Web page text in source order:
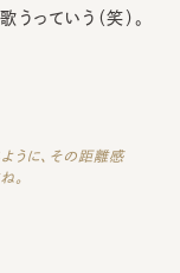
っていう（笑）。
ように、その距離感
。